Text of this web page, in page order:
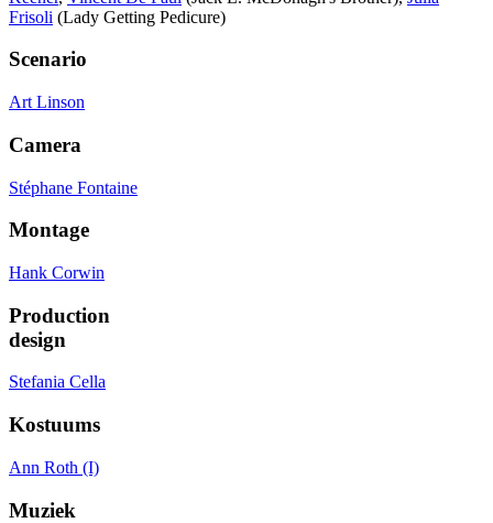
Frisoli (Lady Getting Pedicure)
Scenario
Art Linson
Camera
Stéphane Fontaine
Montage
Hank Corwin
Production
design
Stefania Cella
Kostuums
Ann Roth (I)
Muziek